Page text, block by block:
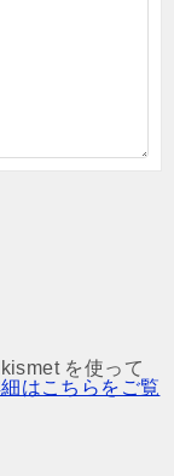
を使って
はこちらをご覧